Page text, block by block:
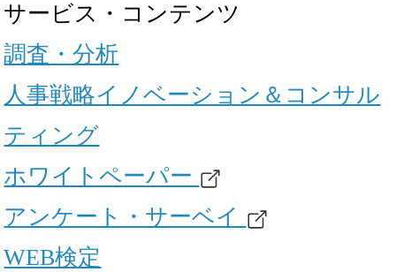
サービス・コンテンツ
調査・分析
人事戦略イノベーション＆コンサル
ティング
ホワイトペーパー
アンケート・サーベイ
WEB検定